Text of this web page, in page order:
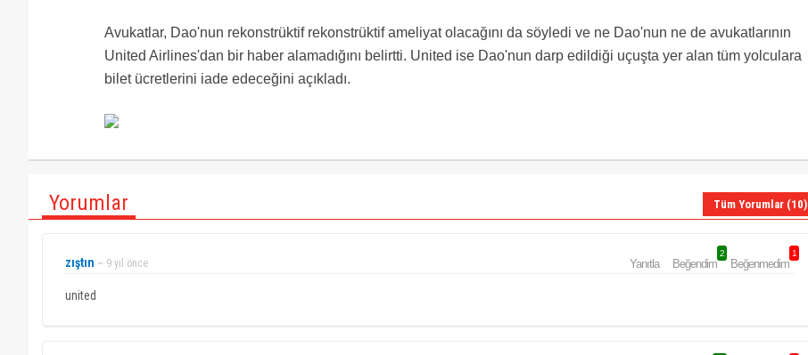
Avukatlar, Dao'nun rekonstrüktif rekonstrüktif ameliyat olacağını da söyledi ve ne Dao'nun ne de avukatlarının
United Airlines'dan bir haber alamadığını belirtti. United ise Dao'nun darp edildiği uçuşta yer alan tüm yolculara
bilet ücretlerini iade edeceğini açıkladı.
Yorumlar Tüm Yorumlar (10)
zıştın ~ 9 yıl önce Yanıtla Beğendim
2
Beğenmedim
1
united